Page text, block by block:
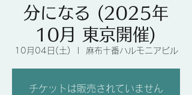
分になる (2025年
10月 東京開催)
10月04日(土) 麻布十番ハルモニアビル
チケットは販売されていません